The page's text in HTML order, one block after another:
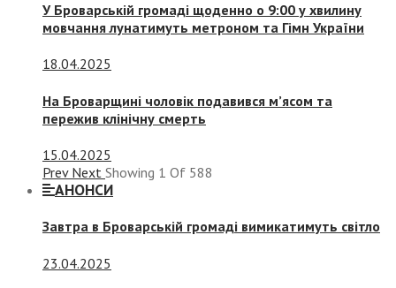
У Броварській громаді щоденно о 9:00 у хвилину
мовчання лунатимуть метроном та Гімн України
18.04.2025
На Броварщині чоловік подавився м’ясом та
пережив клінічну смерть
15.04.2025
Prev Next Showing 1 Of 588
АНОНСИ
Завтра в Броварській громаді вимикатимуть світло
23.04.2025